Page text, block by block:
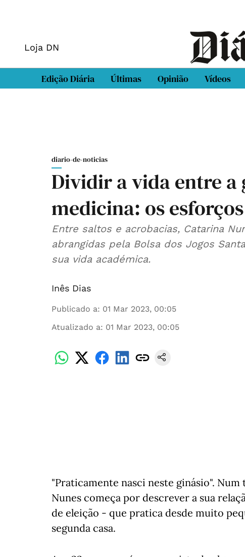
Loja DN
Edição Diária Últimas Opinião Vídeos
diario-de-noticias
Dividir a vida entre a
medicina: os
Entre saltos e acrobacias, Catarina
abrangidas pela Bolsa dos Jogos
sua vida académica.
Inês Dias
Publicado a: 01 Mar 2023, 00:05
Atualizado a: 01 Mar 2023, 00:05
"Praticamente nasci neste ginásio".
Nunes começa por descrever a sua
de eleição - que pratica desde muito
segunda casa.